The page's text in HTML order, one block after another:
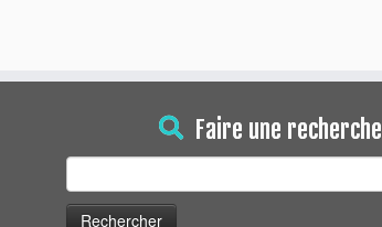
Faire une recherche